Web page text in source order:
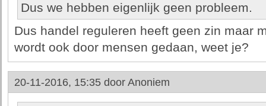
Dus we hebben eigenlijk geen probleem.
Dus handel reguleren heeft geen zin maar
wordt ook door mensen gedaan, weet je?
20-11-2016, 15:35 door Anoniem